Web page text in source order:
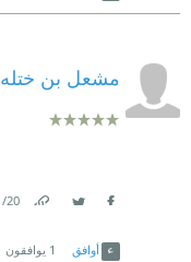
مشعل بن ختله
20‏/11‏/2023
أوافق 1 يوافقون